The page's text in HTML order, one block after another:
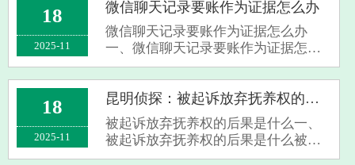
一方则为个人财产。1、根据《民法
典》规定，在婚姻关系存续期间所得
的继承或者···
18
2025-11
微信聊天记录要账作为证据怎么办
微信聊天记录要账作为证据怎么办
一、微信聊天记录要账作为证据怎么
办微信聊天记录可作为电子数据证据
用于要账。首先，要确保聊天记录的
完整性和真实性，不能对其进行删减
或篡改，可通过截屏、录屏等方式留
存原始记录···
18
2025-11
昆明侦探：被起诉放弃抚养权的后果是什么
被起诉放弃抚养权的后果是什么一、
被起诉放弃抚养权的后果是什么被起
诉放弃抚养权需谨慎对待，即使判决